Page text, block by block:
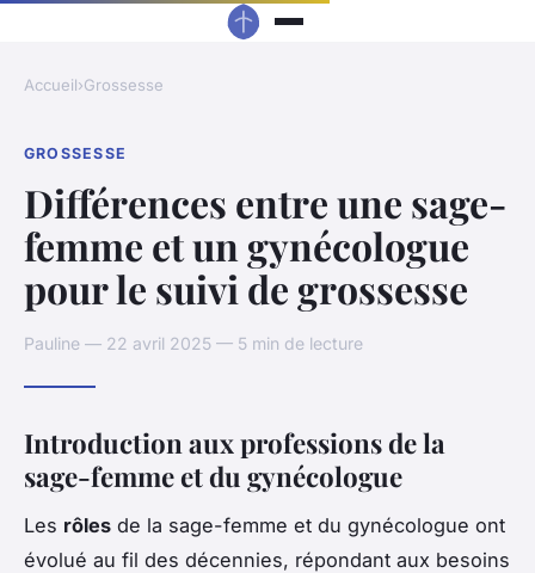
Accueil›Grossesse
GROSSESSE
Différences entre une sage-
femme et un gynécologue
pour le suivi de grossesse
Pauline — 22 avril 2025 — 5 min de lecture
Introduction aux professions de la
sage-femme et du gynécologue
Les rôles de la sage-femme et du gynécologue ont
évolué au fil des décennies, répondant aux besoins